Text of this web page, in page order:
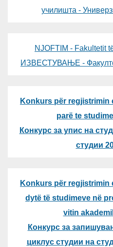
училишта -
NJOFTIM - Fakultetit
ИЗВЕСТУВАЊЕ -
Konkurs për regjistrimin
parë te
Конкурс за упис на
студии
Konkurs për regjistrimin
dytë të studimeve në
vitin
Конкурс за
циклус студии на